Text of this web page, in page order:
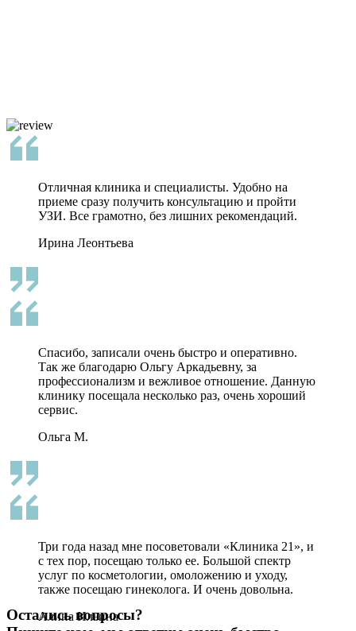
Отличная клиника и специалисты. Удобно на
приеме сразу получить консультацию и пройти
УЗИ. Все грамотно, без лишних рекомендаций.
Ирина Леонтьева
Спасибо, записали очень быстро и оперативно.
Так же благодарю Ольгу Аркадьевну, за
профессионализм и вежливое отношение. Данную
клинику посещала несколько раз, очень хороший
сервис.
Ольга М.
Три года назад мне посоветовали «Клиника 21», и
с тех пор, посещаю только ее. Большой спектр
услуг по косметологии, омоложению и уходу,
также посещаю гинеколога. И очень довольна.
Алина Ильина
Остались вопросы?